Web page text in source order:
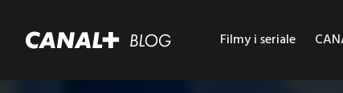
Filmy i seriale